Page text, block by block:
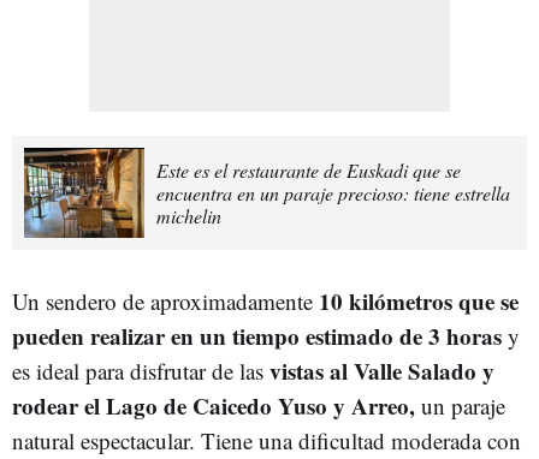
Este es el restaurante de Euskadi que se
encuentra en un paraje precioso: tiene estrella
michelin
Un sendero de aproximadamente 10 kilómetros que se
pueden realizar en un tiempo estimado de 3 horas y
es ideal para disfrutar de las vistas al Valle Salado y
rodear el Lago de Caicedo Yuso y Arreo, un paraje
natural espectacular. Tiene una dificultad moderada con